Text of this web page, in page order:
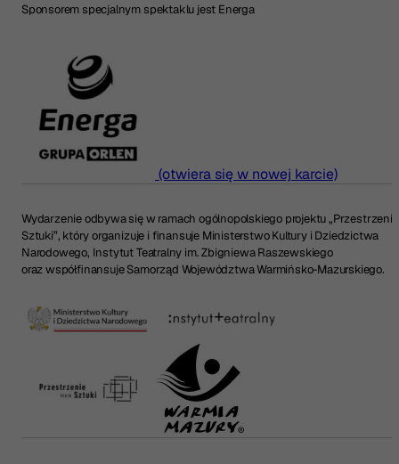
Sponsorem specjalnym spektaklu jest Energa
(otwiera się w nowej karcie)
Wydarzenie odbywa się w ramach ogólnopolskiego projektu „Przestrzenie
Sztuki”, który organizuje i finansuje Ministerstwo Kultury i Dziedzictwa
Narodowego, Instytut Teatralny im. Zbigniewa Raszewskiego
oraz współfinansuje Samorząd Województwa Warmińsko-Mazurskiego.